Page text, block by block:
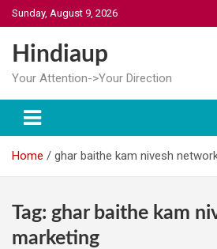
Skip
to
content
Sunday, August 9, 2026
Hindiaup
Your Attention->Your Direction
Home ghar baithe kam nivesh
Tag: ghar baithe kam
marketing